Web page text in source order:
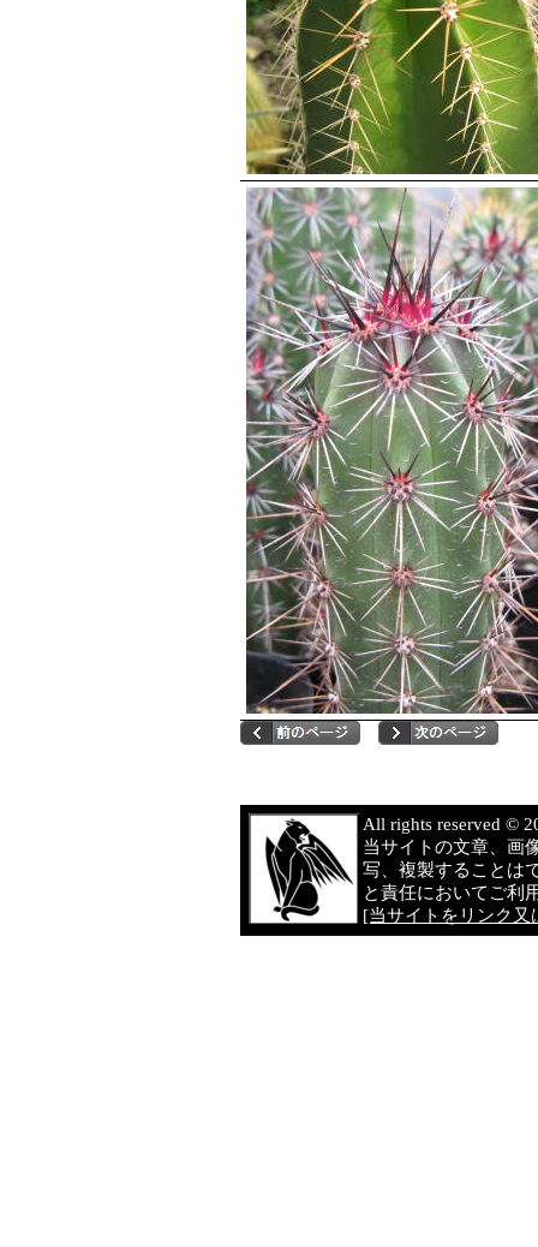
All rights reserved ©
当サイトの文章、画
写、複製することは
と責任においてご利
[当サイトをリンク又